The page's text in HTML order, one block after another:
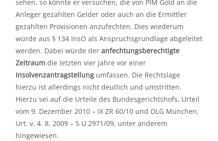
sehen, so könnte er versuchen, die von PIM Gold an die
Anleger gezahlten Gelder oder auch an die Ermittler
gezahlten Provisionen anzufechten. Dies wiederum
würde aus § 134 InsO als Anspruchsgrundlage abgeleitet
werden. Dabei würde der anfechtungsberechtigte
Zeitraum die letzten vier Jahre vor einer
Insolvenzantragstellung umfassen. Die Rechtslage
hierzu ist allerdings nicht deutlich und umstritten.
Hierzu sei auf die Urteile des Bundesgerichtshofs, Urteil
vom 9. Dezember 2010 – IX ZR 60/10 und OLG München,
Urt. v. 4. 8. 2009 – 5 U 2971/09, unter anderem
hingewiesen.